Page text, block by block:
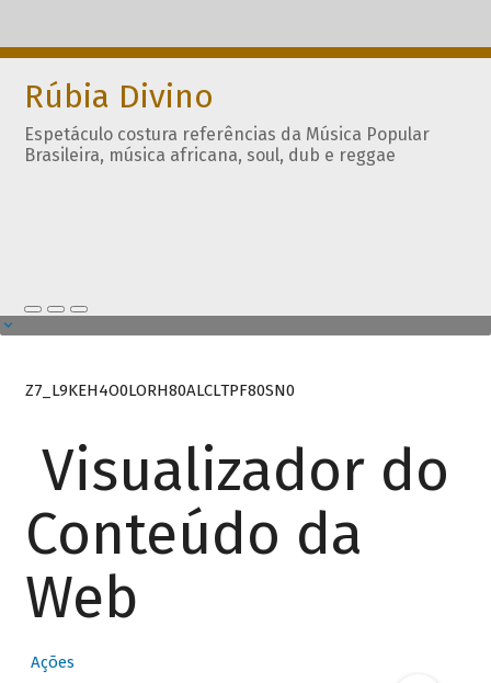
Rúbia Divino
Espetáculo costura referências da Música Popular
Brasileira, música africana, soul, dub e reggae
Z7_L9KEH4O0LORH80ALCLTPF80SN0
Visualizador do
Conteúdo da
Web
Ações